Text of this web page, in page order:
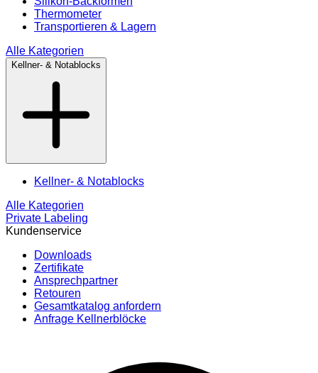
Thermometer
Transportieren & Lagern
Alle Kategorien
Kellner- & Notablocks
Kellner- & Notablocks
Alle Kategorien
Private Labeling
Kundenservice
Downloads
Zertifikate
Ansprechpartner
Retouren
Gesamtkatalog anfordern
Anfrage Kellnerblöcke